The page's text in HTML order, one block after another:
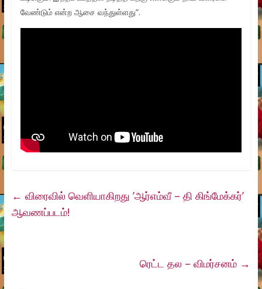
வேண்டும் என்ற ஆசை வந்துள்ளது”.
← விரைவில் வெளியாகிறது ’ஆர்எம்வீ – தி கிங்மேக்கர்’
ஆவணப்படம்!
ரெட்ட தல – விமர்சனம் →